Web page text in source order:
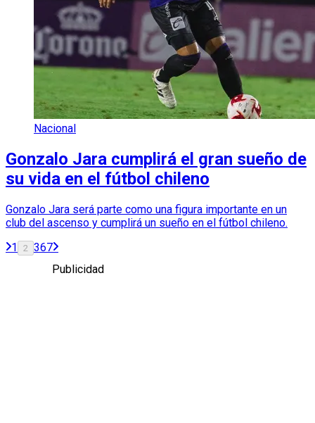
Nacional
Gonzalo Jara cumplirá el gran sueño de
su vida en el fútbol chileno
Gonzalo Jara será parte como una figura importante en un
club del ascenso y cumplirá un sueño en el fútbol chileno.
1
2 367
Publicidad